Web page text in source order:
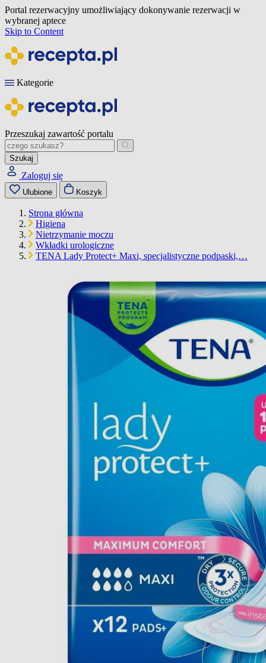
Portal rezerwacyjny umożliwiający dokonywanie rezerwacji w
wybranej aptece
Skip to Content
Kategorie
Przeszukaj zawartość portalu
Szukaj
Zaloguj się
Ulubione Koszyk
Strona główna
Higiena
Nietrzymanie moczu
Wkładki urologiczne
TENA Lady Protect+ Maxi, specjalistyczne podpaski,…